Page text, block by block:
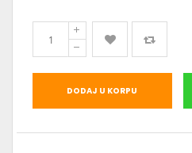
DODAJ U KORPU